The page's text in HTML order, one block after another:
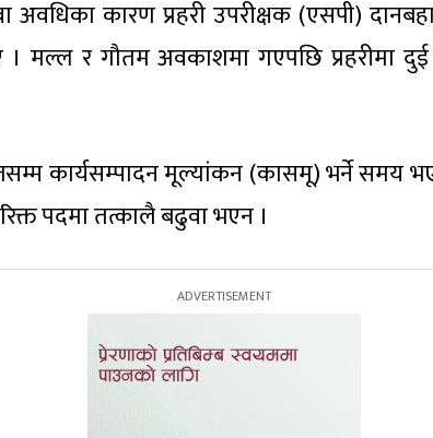
अवधिका कारण प्रहरी उपरीक्षक (एसपी)
। मल्ल र गौतम अवकाशमा गएपछि प्रहरीमा
कार्यसम्पादन मूल्यांकन (कासमू) भर्ने समय
पदमा तत्कालै बढुवा भएन ।